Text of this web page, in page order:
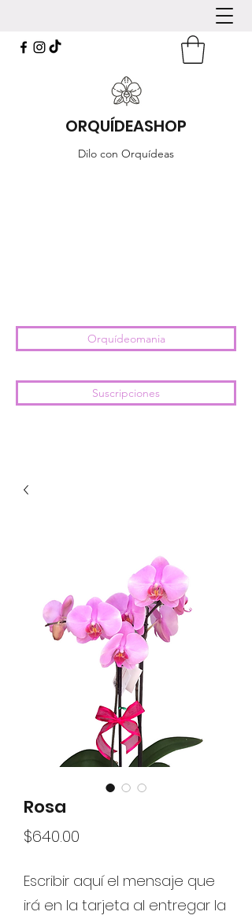
ORQUÍDEASHOP
Dilo con Orquídeas
Orquídeomania
Suscripciones
Rosa
$640.00
Escribir aquí el mensaje que
irá en la tarjeta al entregar la